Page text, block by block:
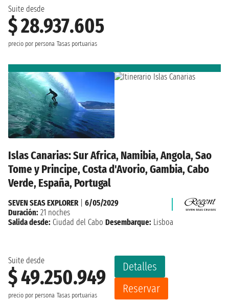
Suite desde
$ 28.937.605
precio por persona Tasas portuarias
Islas Canarias: Sur Africa, Namibia, Angola, Sao
Tome y Principe, Costa d'Avorio, Gambia, Cabo
Verde, España, Portugal
Suite desde
$ 49.250.949
precio por persona Tasas portuarias
Detalles
Reservar
SEVEN SEAS EXPLORER| 6/05/2029
Duración: 21 noches
Salida desde: Ciudad del Cabo Desembarque: Lisboa